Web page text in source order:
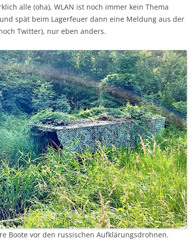
alle (oha), WLAN ist noch immer kein Thema
spät beim Lagerfeuer dann eine Meldung aus der
Twitter), nur eben anders.
Boote vor den russischen Aufklärungsdrohnen.